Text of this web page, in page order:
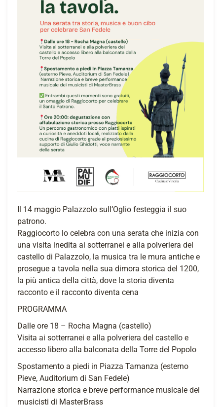
Il 14 maggio Palazzolo sull’Oglio festeggia il suo
patrono.
Raggiocorto lo celebra con una serata che inizia con
una visita inedita ai sotterranei e alla polveriera del
castello di Palazzolo, la musica tra le mura antiche e
prosegue a tavola nella sua dimora storica del 1200,
la più antica della città, dove la storia diventa
racconto e il racconto diventa cena
PROGRAMMA
Dalle ore 18 – Rocha Magna (castello)
Visita ai sotterranei e alla polveriera del castello e
accesso libero alla balconata della Torre del Popolo
Spostamento a piedi in Piazza Tamanza (esterno
Pieve, Auditorium di San Fedele)
Narrazione storica e breve performance musicale dei
musicisti di MasterBrass